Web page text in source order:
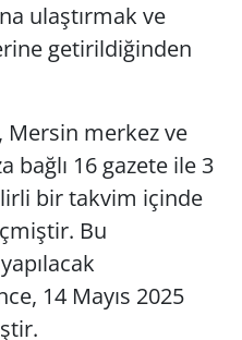
ulaştırmak ve
getirildiğinden
merkez ve
bağlı 16 gazete ile 3
bir takvim içinde
Bu
14 Mayıs 2025